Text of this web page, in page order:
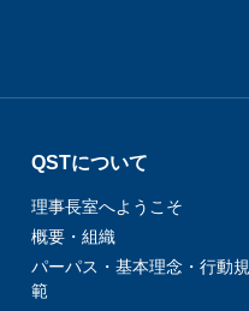
QSTについて
理事長室へようこそ
概要・組織
パーパス・基本理念・行動規
範